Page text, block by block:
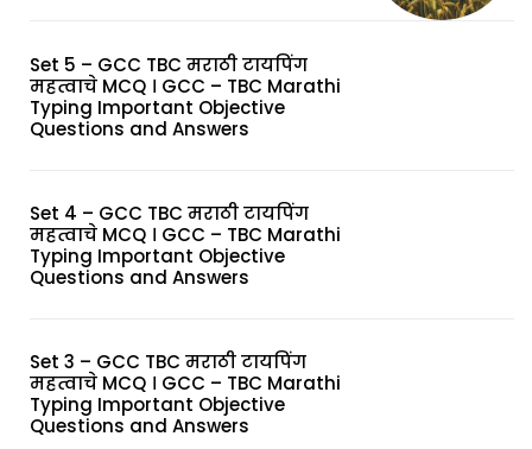
Set 5 – GCC TBC मराठी टायपिंग
महत्वाचे MCQ । GCC – TBC Marathi
Typing Important Objective
Questions and Answers
Set 4 – GCC TBC मराठी टायपिंग
महत्वाचे MCQ । GCC – TBC Marathi
Typing Important Objective
Questions and Answers
Set 3 – GCC TBC मराठी टायपिंग
महत्वाचे MCQ । GCC – TBC Marathi
Typing Important Objective
Questions and Answers